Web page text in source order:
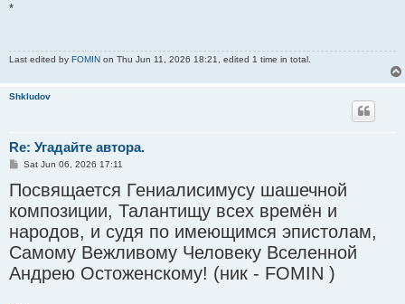
*
Last edited by FOMIN on Thu Jun 11, 2026 18:21, edited 1 time in total.
Shkludov
Re: Угадайте автора.
P
s
t
Sat Jun 06, 2026 17:11
Посвящается Гениалисимусу шашечной
композиции, Талантищу всех времён и
народов, и судя по имеющимся эпистолам,
Самому Вежливому Человеку Вселенной
Андрею Остоженскому! (ник - FOMIN )